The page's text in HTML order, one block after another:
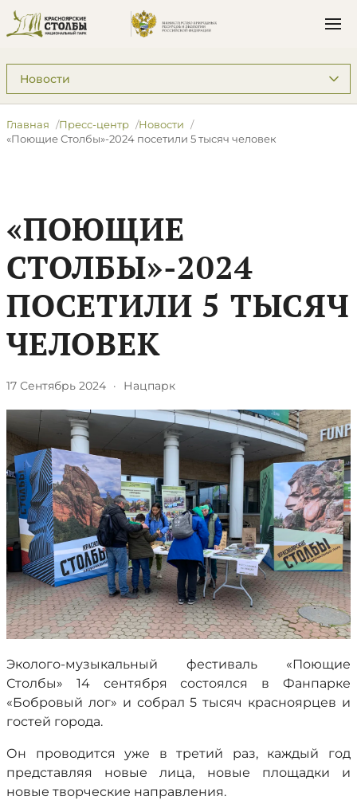
Подразделы: Пресс-центр
Главная Пресс-центр
Новости
​«Поющие Столбы»-2024 посетили 5 тысяч человек
​«ПОЮЩИЕ
СТОЛБЫ»-2024
ПОСЕТИЛИ 5 ТЫСЯЧ
ЧЕЛОВЕК
17 Сентябрь 2024 · Нацпарк
Эколого-музыкальный фестиваль «Поющие
Столбы» 14 сентября состоялся в Фанпарке
«Бобровый лог» и собрал 5 тысяч красноярцев и
гостей города.
Он проводится уже в третий раз, каждый год
представляя новые лица, новые площадки и
новые творческие направления.